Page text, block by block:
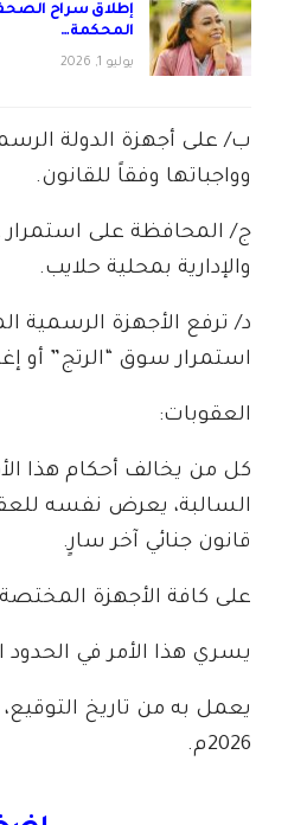
إطلاق سراح
المحكمة…
يوليو 1, 2026
​ب/ على أجهزة الدولة
وواجباتها وفقاً للقانون.
ج/ المحافظة على
والإدارية بمحلية حلايب.
د/ ترفع الأجهزة الرسمية
استمرار سوق “الرتج” أو
العقوبات:
كل من يخالف أحكام هذا
قانون جنائي آخر سارٍ.
على كافة الأجهزة
يسري هذا الأمر في الحدود
2026م.